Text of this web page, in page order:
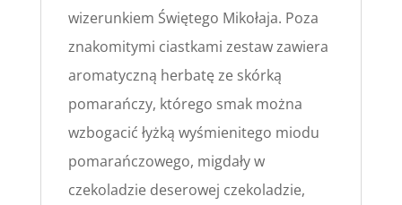
wizerunkiem Świętego Mikołaja. Poza
znakomitymi ciastkami zestaw zawiera
aromatyczną herbatę ze skórką
pomarańczy, którego smak można
wzbogacić łyżką wyśmienitego miodu
pomarańczowego, migdały w
czekoladzie deserowej czekoladzie,